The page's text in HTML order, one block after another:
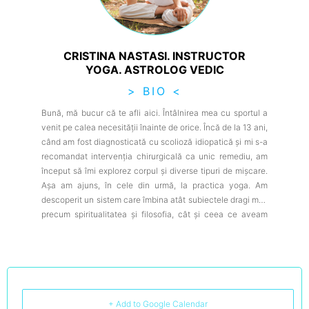
CRISTINA NASTASI. INSTRUCTOR
YOGA. ASTROLOG VEDIC
> BIO <
Bună, mă bucur că te afli aici. Întâlnirea mea cu sportul a
venit pe calea necesității înainte de orice. Încă de la 13 ani,
când am fost diagnosticată cu scolioză idiopatică și mi s-a
recomandat intervenția chirurgicală ca unic remediu, am
început să îmi explorez corpul și diverse tipuri de mișcare.
Așa am ajuns, în cele din urmă, la practica yoga. Am
descoperit un sistem care îmbina atât subiectele dragi mie,
precum spiritualitatea și filosofia, cât și ceea ce aveam
indiferent de condiția noastră. Am înțeles că, într-un
moment de liniște, putem regăsi tot ceea ce avem nevoie.
+ Add to Google Calendar